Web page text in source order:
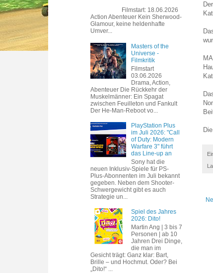
Filmstart: 18.06.2026
Action Abenteuer Kein Sherwood-
Glamour, keine heldenhafte
Umver...
Masters of the
Universe -
Filmkritik
Filmstart
03.06.2026
Drama, Action,
Abenteuer Die Rückkehr der
Muskelmänner: Ein Spagat
zwischen Feuilleton und Fankult
Der He-Man-Reboot vo...
PlayStation Plus
im Juli 2026: "Call
of Duty: Modern
Warfare 3" führt
das Line-up an
Sony hat die
neuen Inklusiv-Spiele für PS-
Plus-Abonnenten im Juli bekannt
gegeben. Neben dem Shooter-
Schwergewicht gibt es auch
Strategie un...
Spiel des Jahres
2026: Dito!
Martin Ang | 3 bis 7
Personen | ab 10
Jahren Drei Dinge,
die man im
Gesicht trägt: Ganz klar: Bart,
Brille – und Hochmut. Oder? Bei
„Dito!“ ...